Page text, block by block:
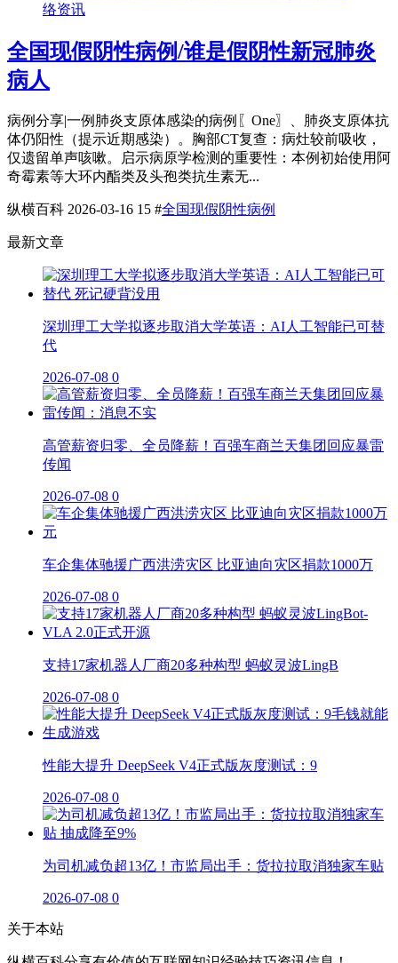
络资讯
全国现假阴性病例/谁是假阴性新冠肺炎
病人
病例分享|一例肺炎支原体感染的病例〖One〗、肺炎支原体抗
体仍阳性（提示近期感染）。胸部CT复查：病灶较前吸收，
仅遗留单声咳嗽。启示病原学检测的重要性：本例初始使用阿
奇霉素等大环内酯类及头孢类抗生素无...
纵横百科 2026-03-16 15 #全国现假阴性病例
最新文章
深圳理工大学拟逐步取消大学英语：AI人工智能已可替
代
2026-07-08 0
高管薪资归零、全员降薪！百强车商兰天集团回应暴雷
传闻
2026-07-08 0
车企集体驰援广西洪涝灾区 比亚迪向灾区捐款1000万
2026-07-08 0
支持17家机器人厂商20多种构型 蚂蚁灵波LingB
2026-07-08 0
性能大提升 DeepSeek V4正式版灰度测试：9
2026-07-08 0
为司机减负超13亿！市监局出手：货拉拉取消独家车贴
2026-07-08 0
关于本站